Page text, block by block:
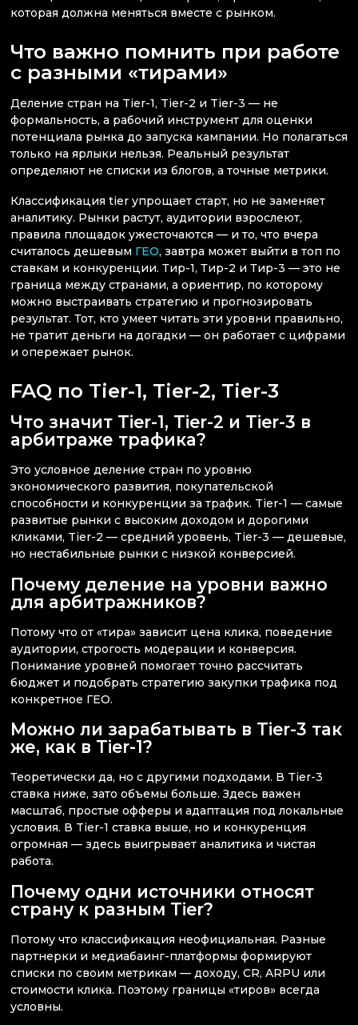
которая должна меняться вместе с рынком.
Что важно помнить при работе
с разными «тирами»
Деление стран на Tier-1, Tier-2 и Tier-3 — не
формальность, а рабочий инструмент для оценки
потенциала рынка до запуска кампании. Но полагаться
только на ярлыки нельзя. Реальный результат
определяют не списки из блогов, а точные метрики.
Классификация tier упрощает старт, но не заменяет
аналитику. Рынки растут, аудитории взрослеют,
правила площадок ужесточаются — и то, что вчера
считалось дешевым ГЕО, завтра может выйти в топ по
ставкам и конкуренции. Тир-1, Тир-2 и Тир-3 — это не
граница между странами, а ориентир, по которому
можно выстраивать стратегию и прогнозировать
результат. Тот, кто умеет читать эти уровни правильно,
не тратит деньги на догадки — он работает с цифрами
и опережает рынок.
FAQ по Tier-1, Tier-2, Tier-3
Что значит Tier-1, Tier-2 и Tier-3 в
арбитраже трафика?
Это условное деление стран по уровню
экономического развития, покупательской
способности и конкуренции за трафик. Tier-1 — самые
развитые рынки с высоким доходом и дорогими
кликами, Tier-2 — средний уровень, Tier-3 — дешевые,
но нестабильные рынки с низкой конверсией.
Почему деление на уровни важно
для арбитражников?
Потому что от «тира» зависит цена клика, поведение
аудитории, строгость модерации и конверсия.
Понимание уровней помогает точно рассчитать
бюджет и подобрать стратегию закупки трафика под
конкретное ГЕО.
Можно ли зарабатывать в Tier-3 так
же, как в Tier-1?
Теоретически да, но с другими подходами. В Tier-3
ставка ниже, зато объемы больше. Здесь важен
масштаб, простые офферы и адаптация под локальные
условия. В Tier-1 ставка выше, но и конкуренция
огромная — здесь выигрывает аналитика и чистая
работа.
Почему одни источники относят
страну к разным Tier?
Потому что классификация неофициальная. Разные
партнерки и медиабаинг-платформы формируют
списки по своим метрикам — доходу, CR, ARPU или
стоимости клика. Поэтому границы «тиров» всегда
условны.